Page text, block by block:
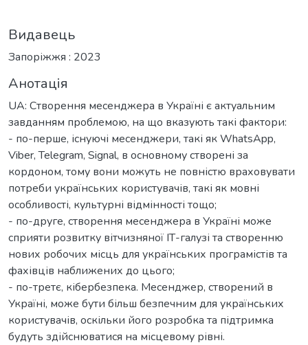
Видавець
Запоріжжя : 2023
Анотація
UA: Створення месенджера в Україні є актуальним
завданням проблемою, на що вказують такі фактори:
- по-перше, існуючі месенджери, такі як WhatsApp,
Viber, Telegram, Signal, в основному створені за
кордоном, тому вони можуть не повністю враховувати
потреби українських користувачів, такі як мовні
особливості, культурні відмінності тощо;
- по-друге, створення месенджера в Україні може
сприяти розвитку вітчизняної ІТ-галузі та створенню
нових робочих місць для українських програмістів та
фахівців наближених до цього;
- по-третє, кібербезпека. Месенджер, створений в
Україні, може бути більш безпечним для українських
користувачів, оскільки його розробка та підтримка
будуть здійснюватися на місцевому рівні.